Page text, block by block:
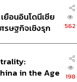
ยือนอินโดนีเซีย
รษฐกิจเชิงรุก
562
in the Age
198